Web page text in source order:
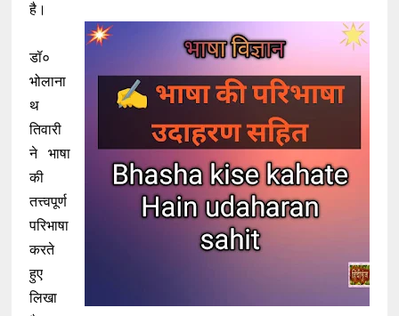
है।
डॉ०
भोलाना
थ
तिवारी
ने भाषा
की
तत्त्वपूर्ण
परिभाषा
करते
हुए
लिखा